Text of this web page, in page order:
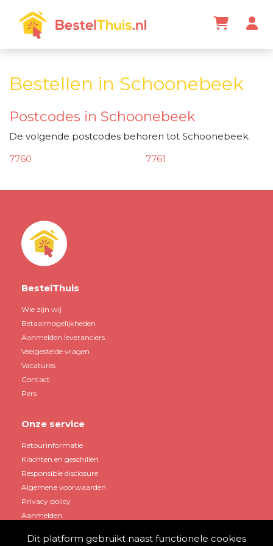
Bestellen in Schoonebeek
Postcodes in Schoonebeek
De volgende postcodes behoren tot Schoonebeek.
7760
7761
BestelThuis
Wie zijn wij
Betaalmogelijkheden
Aanmelden leveranciers
Veelgestelde vragen
Vacatures
Contact
Pers
Onze service
Retourinformatie
Klachten en geschillen
Responsible disclosure
Algemene voorwaarden
Privacy policy
Aanmelden
Dit platform gebruikt naast functionele cookies